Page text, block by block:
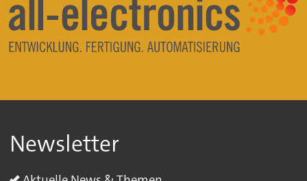
Newsletter